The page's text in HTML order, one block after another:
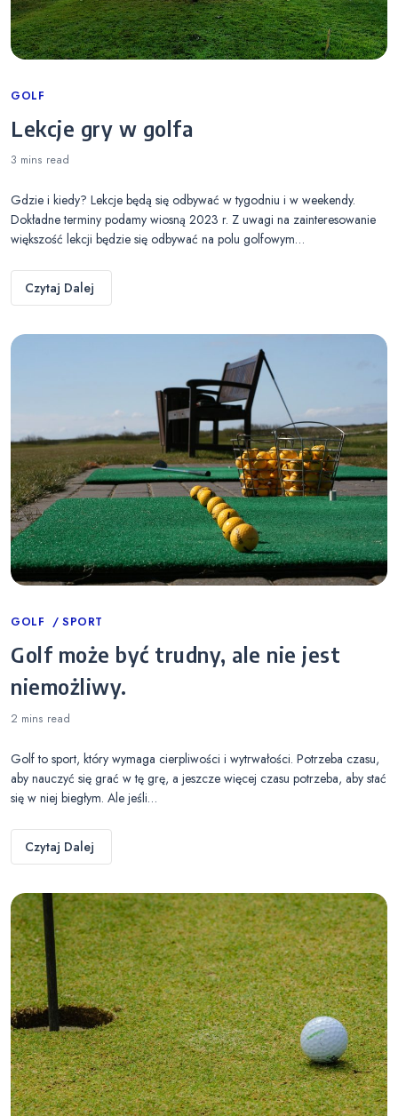
Categories
GOLF
Lekcje gry w golfa
3 mins read
Gdzie i kiedy? Lekcje będą się odbywać w tygodniu i w weekendy.
Dokładne terminy podamy wiosną 2023 r. Z uwagi na zainteresowanie
większość lekcji będzie się odbywać na polu golfowym…
Czytaj Dalej
Categories
GOLF SPORT
Golf może być trudny, ale nie jest
niemożliwy.
2 mins read
Golf to sport, który wymaga cierpliwości i wytrwałości. Potrzeba czasu,
aby nauczyć się grać w tę grę, a jeszcze więcej czasu potrzeba, aby stać
się w niej biegłym. Ale jeśli…
Czytaj Dalej